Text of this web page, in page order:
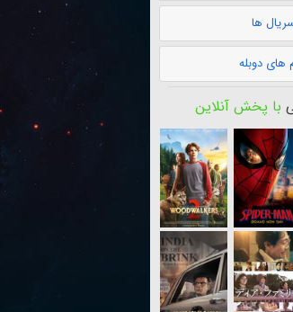
ها
های دوبله
با پخش آنلاین